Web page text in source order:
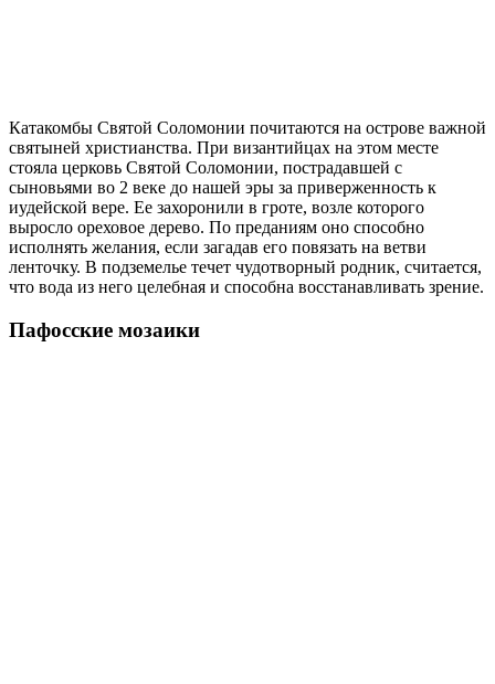
Катакомбы Святой Соломонии почитаются на острове важной
святыней христианства. При византийцах на этом месте
стояла церковь Святой Соломонии, пострадавшей с
сыновьями во 2 веке до нашей эры за приверженность к
иудейской вере. Ее захоронили в гроте, возле которого
выросло ореховое дерево. По преданиям оно способно
исполнять желания, если загадав его повязать на ветви
ленточку. В подземелье течет чудотворный родник, считается,
что вода из него целебная и способна восстанавливать зрение.
Пафосские мозаики